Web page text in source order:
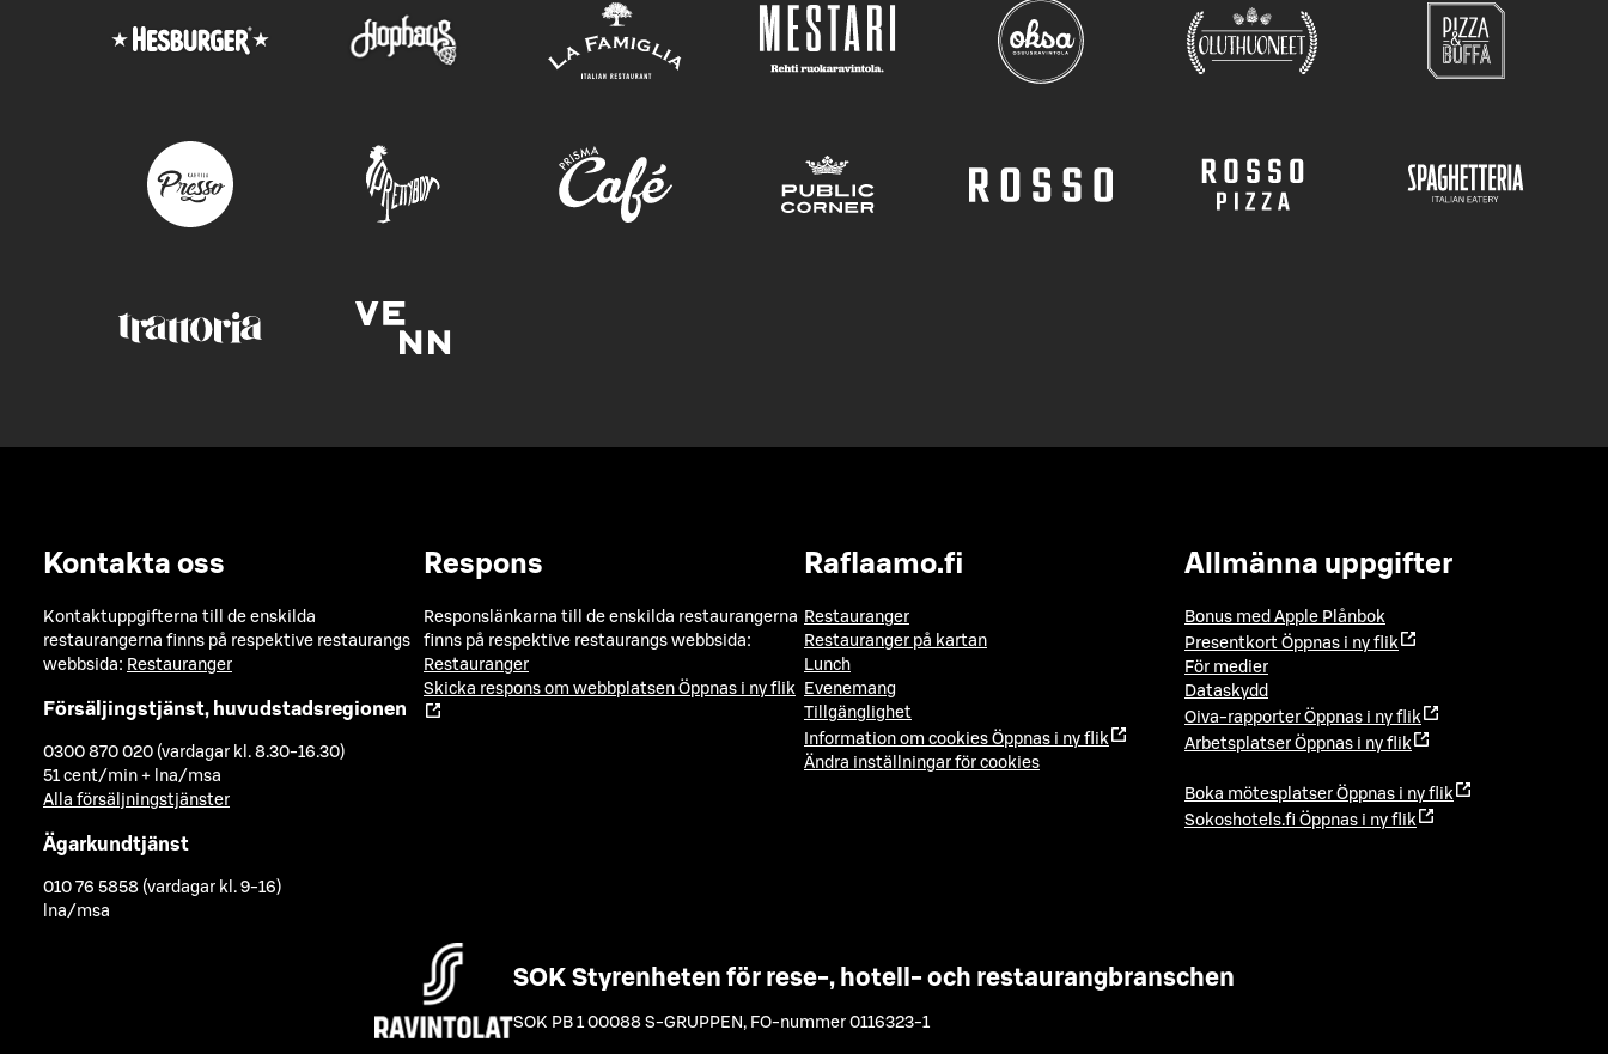
Kontakta oss
Kontaktuppgifterna till de enskilda
restaurangerna finns på respektive restaurangs
webbsida: Restauranger
Försäljingstjänst, huvudstadsregionen
0300 870 020 (vardagar kl. 8.30-16.30)
51 cent/min + lna/msa
Alla försäljningstjänster
Ägarkundtjänst
010 76 5858 (vardagar kl. 9-16)
lna/msa
Respons
Responslänkarna till de enskilda restaurangerna
finns på respektive restaurangs webbsida:
Restauranger
Skicka respons om webbplatsen Öppnas i ny flik
Raflaamo.fi
Restauranger
Restauranger på kartan
Lunch
Evenemang
Tillgänglighet
Information om cookies Öppnas i ny flik
Ändra inställningar för cookies
Allmänna uppgifter
Bonus med Apple Plånbok
Presentkort Öppnas i ny flik
För medier
Dataskydd
Oiva-rapporter Öppnas i ny flik
Arbetsplatser Öppnas i ny flik
Boka mötesplatser Öppnas i ny flik
Sokoshotels.fi Öppnas i ny flik
SOK Styrenheten för rese-, hotell- och restaurangbranschen
SOK PB 1 00088 S-GRUPPEN , FO-nummer 0116323-1